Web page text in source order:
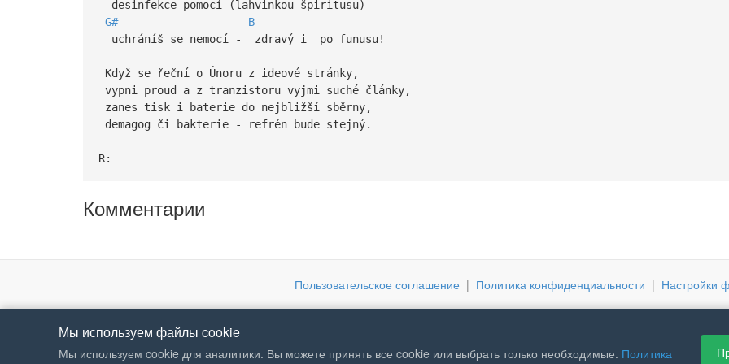
desinfekce pomocí (lahvinkou špiritusu)
G#
B
uchráníš se nemocí - zdravý i po funusu!
Když se řeční o Únoru z ideové stránky,
vypni proud a z tranzistoru vyjmi suché články,
zanes tisk i baterie do nejbližší sběrny,
demagog či bakterie - refrén bude stejný.
R:
Комментарии
Пользовательское соглашение | Политика конфиденциальности | Настройки
Мы используем файлы cookie
Мы используем cookie для аналитики. Вы можете принять все cookie или выбрать только необходимые. Политика